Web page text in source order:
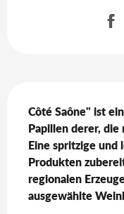
Côté Saône" ist
Papillen derer, die
Eine spritzige
Produkten
regionalen
ausgewählte